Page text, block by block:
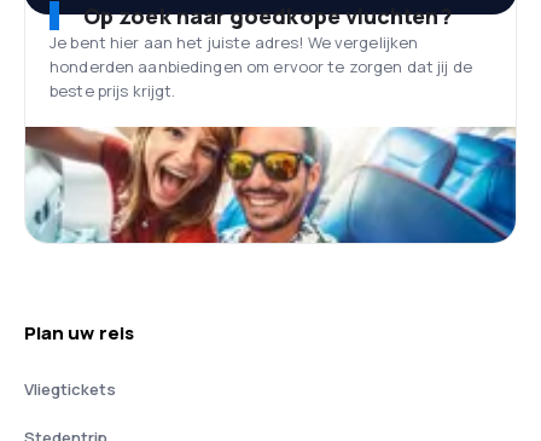
Op zoek naar goedkope vluchten?
Je bent hier aan het juiste adres! We vergelijken
honderden aanbiedingen om ervoor te zorgen dat jij de
beste prijs krijgt.
Plan uw reis
Vliegtickets